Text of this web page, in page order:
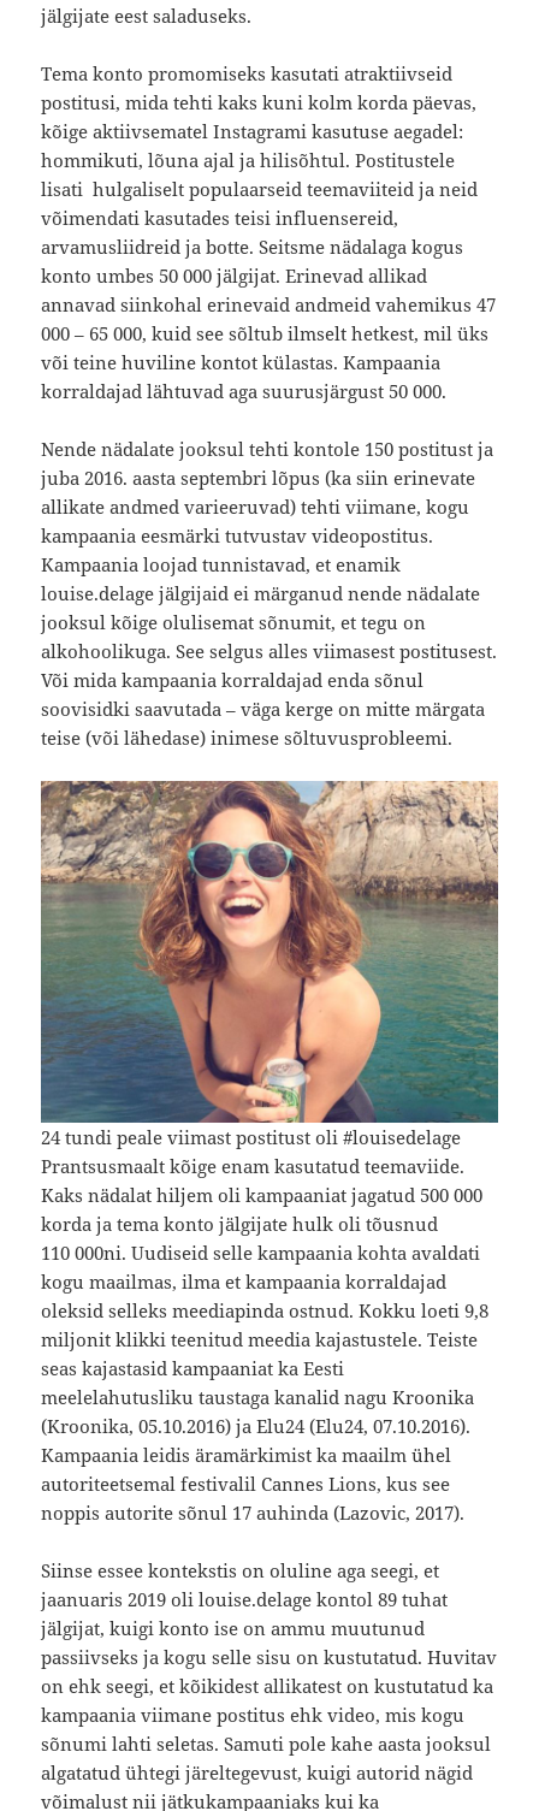
jälgijate eest saladuseks.
Tema konto promomiseks kasutati atraktiivseid
postitusi, mida tehti kaks kuni kolm korda päevas,
kõige aktiivsematel Instagrami kasutuse aegadel:
hommikuti, lõuna ajal ja hilisõhtul. Postitustele
lisati hulgaliselt populaarseid teemaviiteid ja neid
võimendati kasutades teisi influensereid,
arvamusliidreid ja botte. Seitsme nädalaga kogus
konto umbes 50 000 jälgijat. Erinevad allikad
annavad siinkohal erinevaid andmeid vahemikus 47
000 – 65 000, kuid see sõltub ilmselt hetkest, mil üks
või teine huviline kontot külastas. Kampaania
korraldajad lähtuvad aga suurusjärgust 50 000.
Nende nädalate jooksul tehti kontole 150 postitust ja
juba 2016. aasta septembri lõpus (ka siin erinevate
allikate andmed varieeruvad) tehti viimane, kogu
kampaania eesmärki tutvustav videopostitus.
Kampaania loojad tunnistavad, et enamik
louise.delage jälgijaid ei märganud nende nädalate
jooksul kõige olulisemat sõnumit, et tegu on
alkohoolikuga. See selgus alles viimasest postitusest.
Või mida kampaania korraldajad enda sõnul
soovisidki saavutada – väga kerge on mitte märgata
teise (või lähedase) inimese sõltuvusprobleemi.
24 tundi peale viimast postitust oli #louisedelage
Prantsusmaalt kõige enam kasutatud teemaviide.
Kaks nädalat hiljem oli kampaaniat jagatud 500 000
korda ja tema konto jälgijate hulk oli tõusnud
110 000ni. Uudiseid selle kampaania kohta avaldati
kogu maailmas, ilma et kampaania korraldajad
oleksid selleks meediapinda ostnud. Kokku loeti 9,8
miljonit klikki teenitud meedia kajastustele. Teiste
seas kajastasid kampaaniat ka Eesti
meelelahutusliku taustaga kanalid nagu Kroonika
(Kroonika, 05.10.2016) ja Elu24 (Elu24, 07.10.2016).
Kampaania leidis äramärkimist ka maailm ühel
autoriteetsemal festivalil Cannes Lions, kus see
noppis autorite sõnul 17 auhinda (Lazovic, 2017).
Siinse essee kontekstis on oluline aga seegi, et
jaanuaris 2019 oli louise.delage kontol 89 tuhat
jälgijat, kuigi konto ise on ammu muutunud
passiivseks ja kogu selle sisu on kustutatud. Huvitav
on ehk seegi, et kõikidest allikatest on kustutatud ka
kampaania viimane postitus ehk video, mis kogu
sõnumi lahti seletas. Samuti pole kahe aasta jooksul
algatatud ühtegi järeltegevust, kuigi autorid nägid
võimalust nii jätkukampaaniaks kui ka